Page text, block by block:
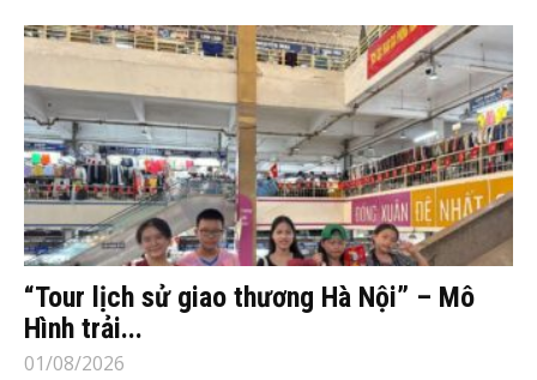
“Tour lịch sử giao thương Hà Nội” – Mô
Hình trải...
01/08/2026